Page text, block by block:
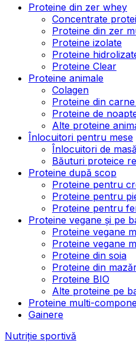
Proteine din zer whey
Concentrate
Proteine din zer
Proteine izolate
Proteine
Proteine Clear
Proteine animale
Colagen
Proteine din
Proteine de
Alte proteine
Înlocuitori pentru mese
Înlocuitori de
Băuturi proteice
Proteine după scop
Proteine pentru
Proteine pentru
Proteine pentru
Proteine vegane și pe
Proteine vegane
Proteine vegane
Proteine din soia
Proteine din
Proteine BIO
Alte proteine pe
Proteine multi-
Gainere
Nutriție sportivă